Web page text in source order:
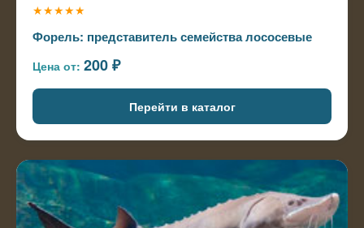
★★★★★
Форель: представитель семейства лососевые
Цена от: 200 ₽
Перейти в каталог